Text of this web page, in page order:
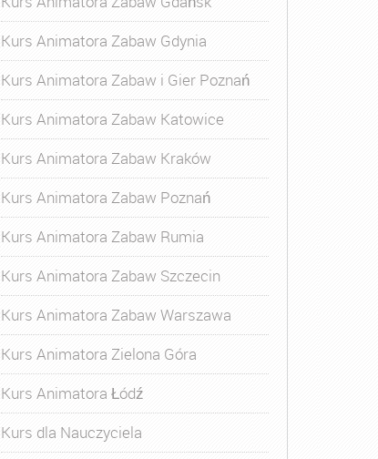
Kurs Animatora Zabaw Gdynia
Kurs Animatora Zabaw i Gier Poznań
Kurs Animatora Zabaw Katowice
Kurs Animatora Zabaw Kraków
Kurs Animatora Zabaw Poznań
Kurs Animatora Zabaw Rumia
Kurs Animatora Zabaw Szczecin
Kurs Animatora Zabaw Warszawa
Kurs Animatora Zielona Góra
Kurs Animatora Łódź
Kurs dla Nauczyciela